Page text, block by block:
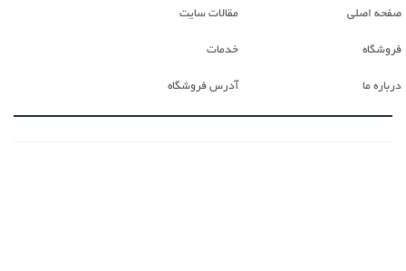
صفحه اصلی
فروشگاه
درباره ما
مقالات سایت
خدمات
آدرس فروشگاه